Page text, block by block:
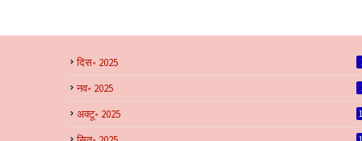
दिस॰ 2025
नव॰ 2025
अक्टू॰ 2025